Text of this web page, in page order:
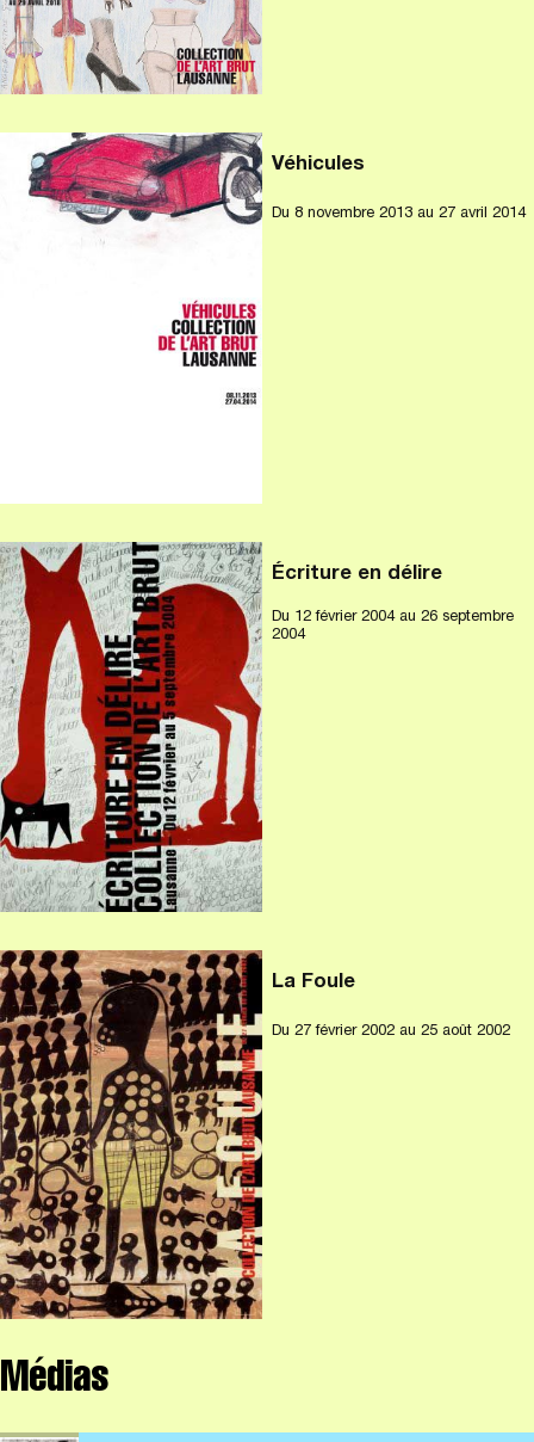
Véhicules
Du 8 novembre 2013 au 27 avril 2014
Écriture en délire
Du 12 février 2004 au 26 septembre
2004
La Foule
Du 27 février 2002 au 25 août 2002
Médias